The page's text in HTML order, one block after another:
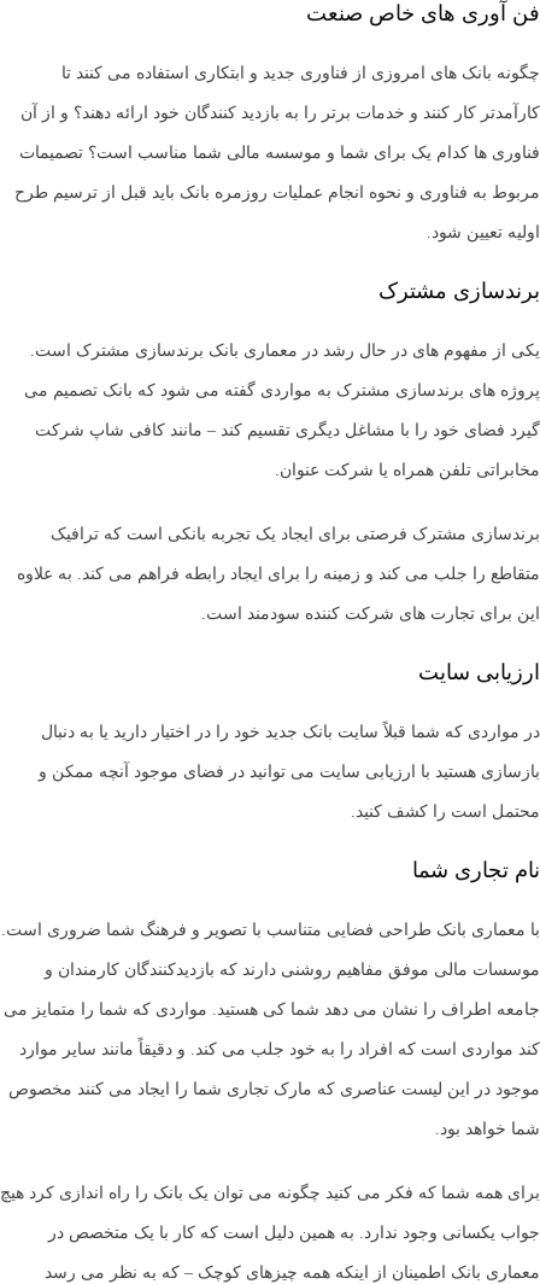
فن آوری های خاص صنعت
چگونه بانک های امروزی از فناوری جدید و ابتکاری استفاده می کنند تا
کارآمدتر کار کنند و خدمات برتر را به بازدید کنندگان خود ارائه دهند؟ و از آن
فناوری ها کدام یک برای شما و موسسه مالی شما مناسب است؟ تصمیمات
مربوط به فناوری و نحوه انجام عملیات روزمره بانک باید قبل از ترسیم طرح
اولیه تعیین شود.
برندسازی مشترک
یکی از مفهوم های در حال رشد در معماری بانک برندسازی مشترک است.
پروژه های برندسازی مشترک به مواردی گفته می شود که بانک تصمیم می
گیرد فضای خود را با مشاغل دیگری تقسیم کند – مانند کافی شاپ شرکت
مخابراتی تلفن همراه یا شرکت عنوان.
برندسازی مشترک فرصتی برای ایجاد یک تجربه بانکی است که ترافیک
متقاطع را جلب می کند و زمینه را برای ایجاد رابطه فراهم می کند. به علاوه
این برای تجارت های شرکت کننده سودمند است.
ارزیابی سایت
در مواردی که شما قبلاً سایت بانک جدید خود را در اختیار دارید یا به دنبال
بازسازی هستید با ارزیابی سایت می توانید در فضای موجود آنچه ممکن و
محتمل است را کشف کنید.
نام تجاری شما
با معماری بانک طراحی فضایی متناسب با تصویر و فرهنگ شما ضروری است.
موسسات مالی موفق مفاهیم روشنی دارند که بازدیدکنندگان کارمندان و
جامعه اطراف را نشان می دهد شما کی هستید. مواردی که شما را متمایز می
کند مواردی است که افراد را به خود جلب می کند. و دقیقاً مانند سایر موارد
موجود در این لیست عناصری که مارک تجاری شما را ایجاد می کنند مخصوص
شما خواهد بود.
برای همه شما که فکر می کنید چگونه می توان یک بانک را راه اندازی کرد هیچ
جواب یکسانی وجود ندارد. به همین دلیل است که کار با یک متخصص در
معماری بانک اطمینان از اینکه همه چیزهای کوچک – که به نظر می رسد